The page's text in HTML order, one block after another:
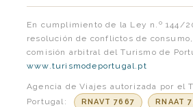
En cumplimiento de la Ley n.º 144/
resolución de conflictos de
comisión arbitral del Turismo de
www.turismodeportugal.pt
Agencia de Viajes autorizada por el
Portugal:
RNAVT 7667 RNAAT